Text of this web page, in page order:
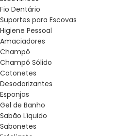
Fio Dentário
Suportes para Escovas
Higiene Pessoal
Amaciadores
Champô
Champô Sólido
Cotonetes
Desodorizantes
Esponjas
Gel de Banho
Sabão Líquido
Sabonetes